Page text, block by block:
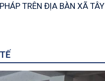
TRÊN ĐỊA BÀN XÃ TÂY